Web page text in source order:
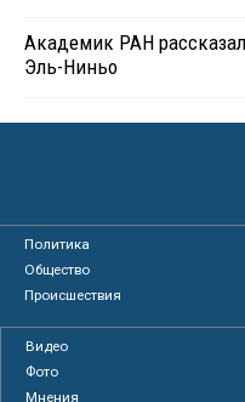
Академик РАН
Эль-Ниньо
Политика
Общество
Происшествия
Видео
Фото
Мнения